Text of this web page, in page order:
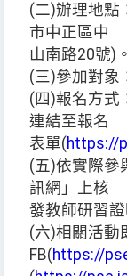
(二)辦理地點
市中正區中
山南路20號)。
(三)參加對象
(四)報名方式
連結至報名
表單(https://
(五)依實際參
訊網」上核
發教師研習證
(六)相關活動
FB(https://